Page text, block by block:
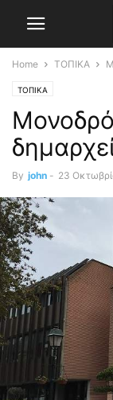
Home ΤΟΠΙΚΑ
ΤΟΠΙΚΑ
By john - 23